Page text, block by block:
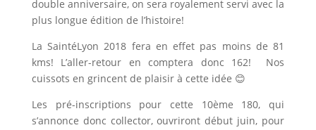
double anniversaire, on sera royalement servi avec la
plus longue édition de l’histoire!
La SaintéLyon 2018 fera en effet pas moins de 81
kms! L’aller-retour en comptera donc 162! Nos
cuissots en grincent de plaisir à cette idée 😊
Les pré-inscriptions pour cette 10ème 180, qui
s’annonce donc collector, ouvriront début juin, pour